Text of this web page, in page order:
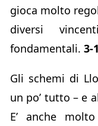
gioca molto
diversi
fondamentali. 3-
Gli schemi di
un po’ tutto – e
E’ anche